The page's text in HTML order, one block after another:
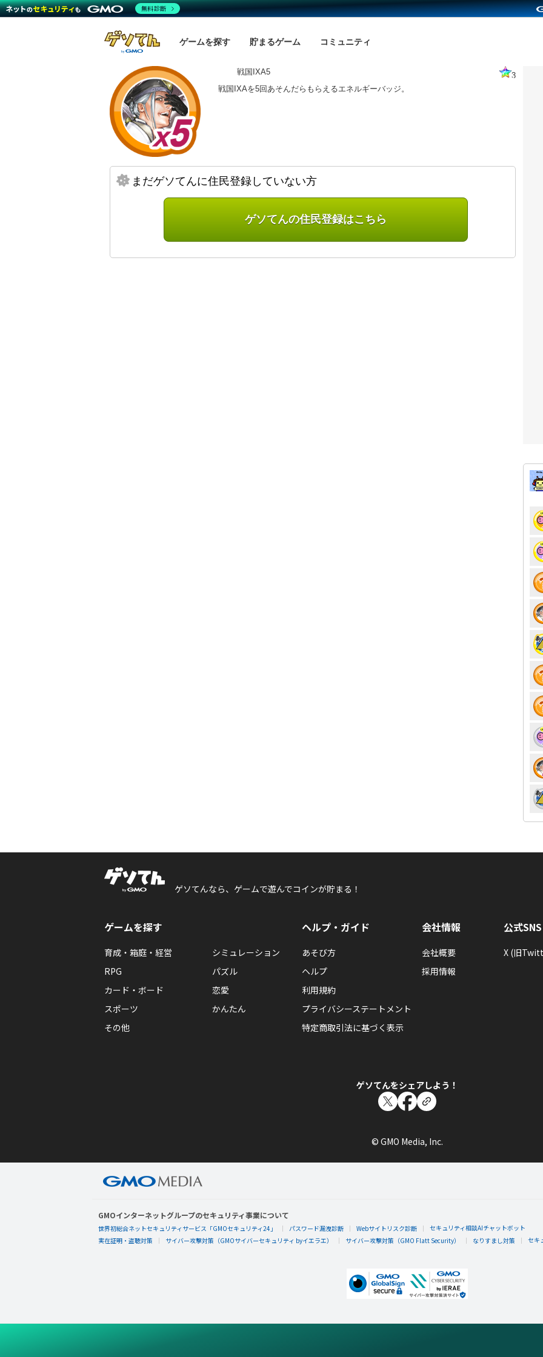
ゲームを探す 貯まるゲーム コミュニティ
戦国IXA5
3
戦国IXAを5回あそんだらもらえるエネルギーバッジ。
まだゲソてんに住民登録していない方
ゲソてんの住民登録はこちら
ゲソてんなら、ゲームで遊んでコインが貯まる！
ゲームを探す
育成・箱庭・経営
シミュレーション
RPG
パズル
カード・ボード
恋愛
スポーツ
かんたん
その他
ヘルプ・ガイド
あそび方
ヘルプ
利用規約
プライバシーステートメント
特定商取引法に基づく表示
会社情報
会社概要
採用情報
公式SNS
X (旧
ゲソてんをシェアしよう！
© GMO Media, Inc.
GMOインターネットグループのセキュリティ事業について
世界初総合ネットセキュリティサービス「GMOセキュリティ24」 パスワード漏洩診断 Webサイトリスク診断
セキュリティ相談AIチャットボット
実在証明・盗聴対策
サイバー攻撃対策（GMOサイバーセキュリティ byイエラエ） サイバー攻撃対策（GMO Flatt Security） なりすまし対策 セキ
無料診断